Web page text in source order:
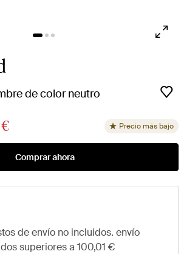
de color neutro
Precio más bajo
Comprar ahora
superiores a 100,01 €